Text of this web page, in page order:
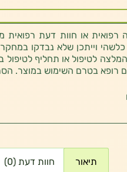
או חוות דעת רפואית
וייתכן שלא נבדקו
לטיפול או תחליף
רופא בטרם השימוש במוצר.
תיאור חוות דעת (0)